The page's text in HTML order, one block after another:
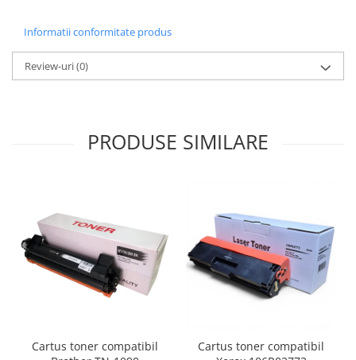
Informatii conformitate produs
Review-uri(0)
PRODUSE SIMILARE
Cartus toner compatibil
Cartus toner compatibil